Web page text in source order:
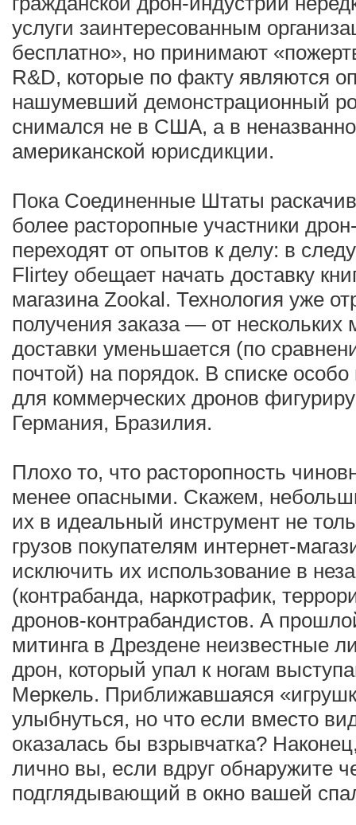
услуги заинтересованным
бесплатно», но принимают
R&D, которые по факту являются
нашумевший демонстрационный
снимался не в США, а в
американской юрисдикции.
Пока Соединенные Штаты
более расторопные участники
переходят от опытов к делу: в
Flirtey обещает начать доставку
магазина Zookal. Технология уже
получения заказа — от нескольких
доставки уменьшается (по
почтой) на порядок. В списке
для коммерческих дронов
Германия, Бразилия.
Плохо то, что расторопность
менее опасными. Скажем,
их в идеальный инструмент не
грузов покупателям интернет-
исключить их использование в
(контрабанда, наркотрафик,
дронов-контрабандистов. А
митинга в Дрездене неизвестные
дрон, который упал к ногам
Меркель. Приближавшаяся
улыбнуться, но что если вместо
оказалась бы взрывчатка?
лично вы, если вдруг обнаружите
подглядывающий в окно вашей